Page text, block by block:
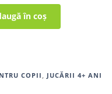
în coș
COPII
JUCĂRII 4+ ANI